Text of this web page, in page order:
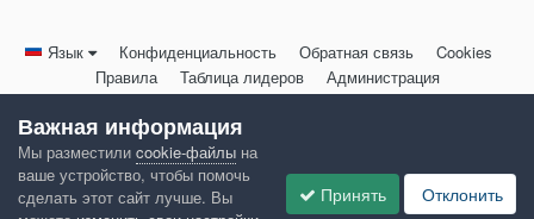
Язык Конфиденциальность Обратная связь
Cookies
Правила
Таблица лидеров Администрация
Powered by Invision Community
Важная информация
Мы разместили cookie-файлы на
ваше устройство, чтобы помочь
сделать этот сайт лучше. Вы
Принять Отклонить